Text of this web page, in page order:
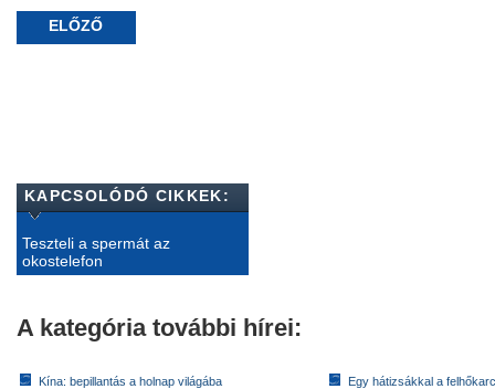
ELŐZŐ
KAPCSOLÓDÓ CIKKEK:
Teszteli a spermát az
okostelefon
A kategória további hírei:
Kína: bepillantás a holnap világába
Egy hátizsákkal a